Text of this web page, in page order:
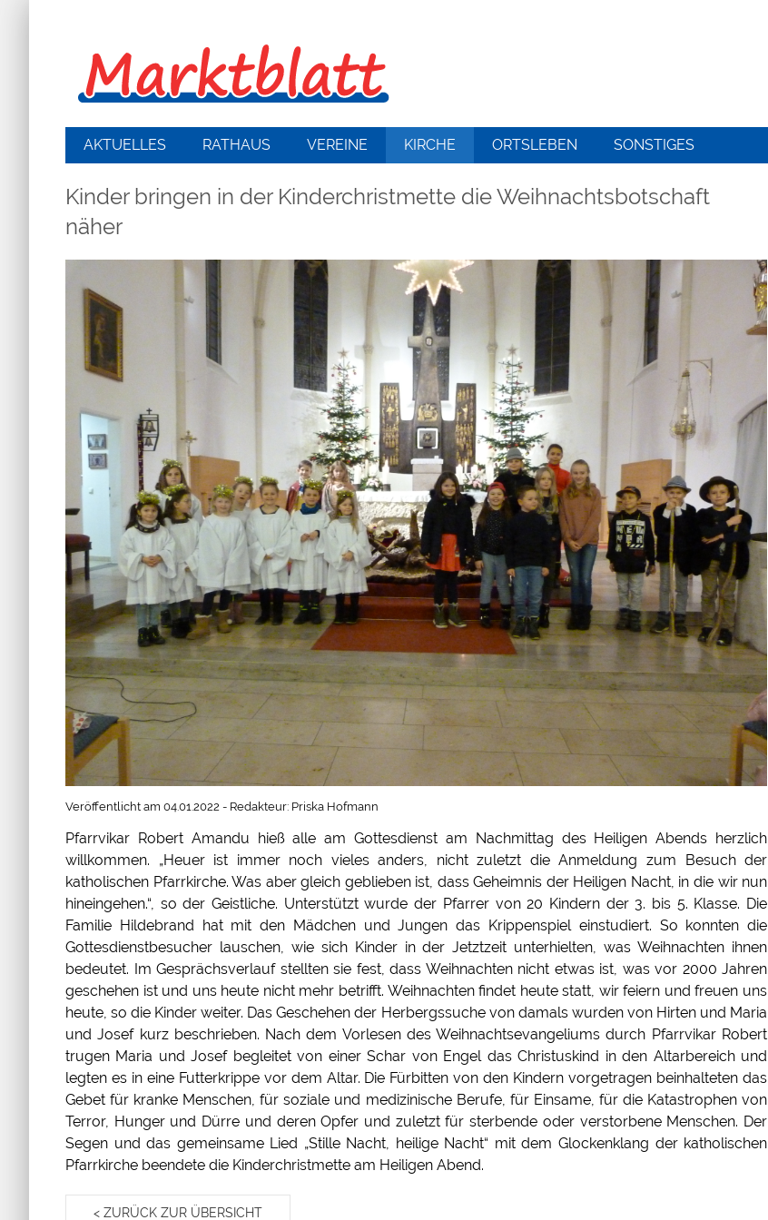
AKTUELLES RATHAUS VEREINE KIRCHE ORTSLEBEN SONSTIGES
Kinder bringen in der Kinderchristmette die Weihnachtsbotschaft
näher
Veröffentlicht am 04.01.2022 - Redakteur: Priska Hofmann
Pfarrvikar Robert Amandu hieß alle am Gottesdienst am Nachmittag des Heiligen Abends herzlich
willkommen. „Heuer ist immer noch vieles anders, nicht zuletzt die Anmeldung zum Besuch der
katholischen Pfarrkirche. Was aber gleich geblieben ist, dass Geheimnis der Heiligen Nacht, in die wir nun
hineingehen.“, so der Geistliche. Unterstützt wurde der Pfarrer von 20 Kindern der 3. bis 5. Klasse. Die
Familie Hildebrand hat mit den Mädchen und Jungen das Krippenspiel einstudiert. So konnten die
Gottesdienstbesucher lauschen, wie sich Kinder in der Jetztzeit unterhielten, was Weihnachten ihnen
bedeutet. Im Gesprächsverlauf stellten sie fest, dass Weihnachten nicht etwas ist, was vor 2000 Jahren
geschehen ist und uns heute nicht mehr betrifft. Weihnachten findet heute statt, wir feiern und freuen uns
heute, so die Kinder weiter. Das Geschehen der Herbergssuche von damals wurden von Hirten und Maria
und Josef kurz beschrieben. Nach dem Vorlesen des Weihnachtsevangeliums durch Pfarrvikar Robert
trugen Maria und Josef begleitet von einer Schar von Engel das Christuskind in den Altarbereich und
legten es in eine Futterkrippe vor dem Altar. Die Fürbitten von den Kindern vorgetragen beinhalteten das
Gebet für kranke Menschen, für soziale und medizinische Berufe, für Einsame, für die Katastrophen von
Terror, Hunger und Dürre und deren Opfer und zuletzt für sterbende oder verstorbene Menschen. Der
Segen und das gemeinsame Lied „Stille Nacht, heilige Nacht“ mit dem Glockenklang der katholischen
Pfarrkirche beendete die Kinderchristmette am Heiligen Abend.
< ZURÜCK ZUR ÜBERSICHT